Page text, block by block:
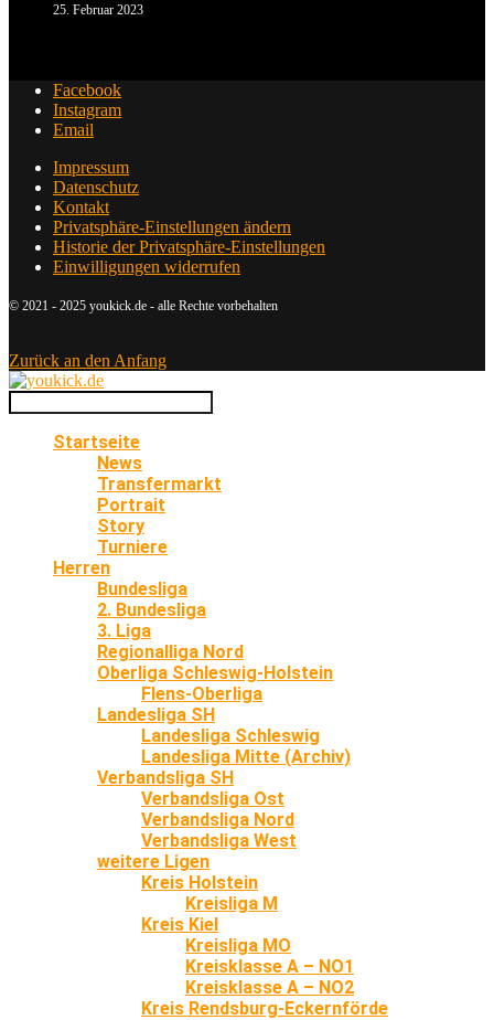
25. Februar 2023
Facebook
Instagram
Email
Impressum
Datenschutz
Kontakt
Privatsphäre-Einstellungen ändern
Historie der Privatsphäre-Einstellungen
Einwilligungen widerrufen
© 2021 - 2025 youkick.de - alle Rechte vorbehalten
Zurück an den Anfang
Startseite
News
Transfermarkt
Portrait
Story
Turniere
Herren
Bundesliga
2. Bundesliga
3. Liga
Regionalliga Nord
Oberliga Schleswig-Holstein
Flens-Oberliga
Landesliga SH
Landesliga Schleswig
Landesliga Mitte (Archiv)
Verbandsliga SH
Verbandsliga Ost
Verbandsliga Nord
Verbandsliga West
weitere Ligen
Kreis Holstein
Kreisliga M
Kreis Kiel
Kreisliga MO
Kreisklasse A – NO1
Kreisklasse A – NO2
Kreis Rendsburg-Eckernförde